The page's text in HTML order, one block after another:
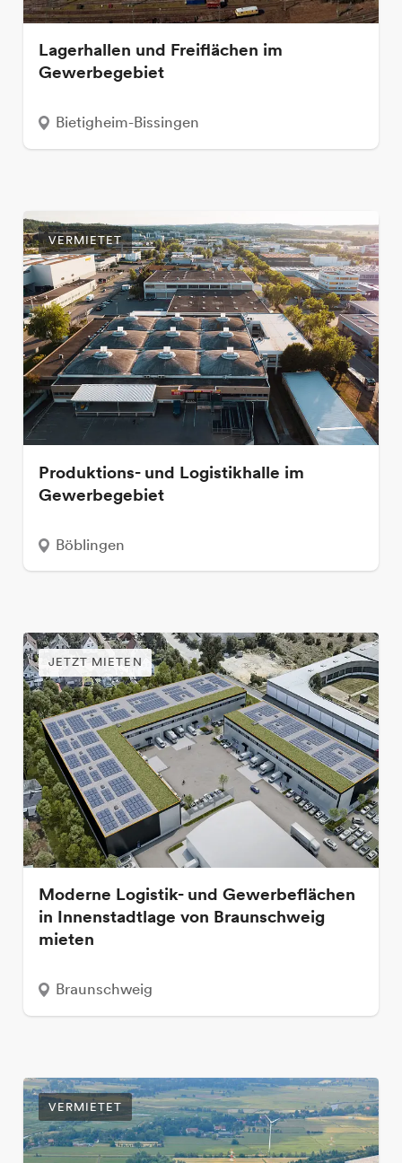
Lagerhallen und Freiflächen im
Gewerbegebiet
Bietigheim-Bissingen
VERMIETET
Produktions- und Logistikhalle im
Gewerbegebiet
Böblingen
JETZT MIETEN
Moderne Logistik- und Gewerbeflächen
in Innenstadtlage von Braunschweig
mieten
Braunschweig
VERMIETET